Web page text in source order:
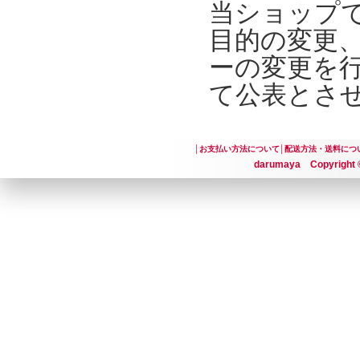
当ショップ
目的の変更
ーの変更を
て公表とさ
お支払い方法について│ 配送方法・送料につ
darumaya Copyright